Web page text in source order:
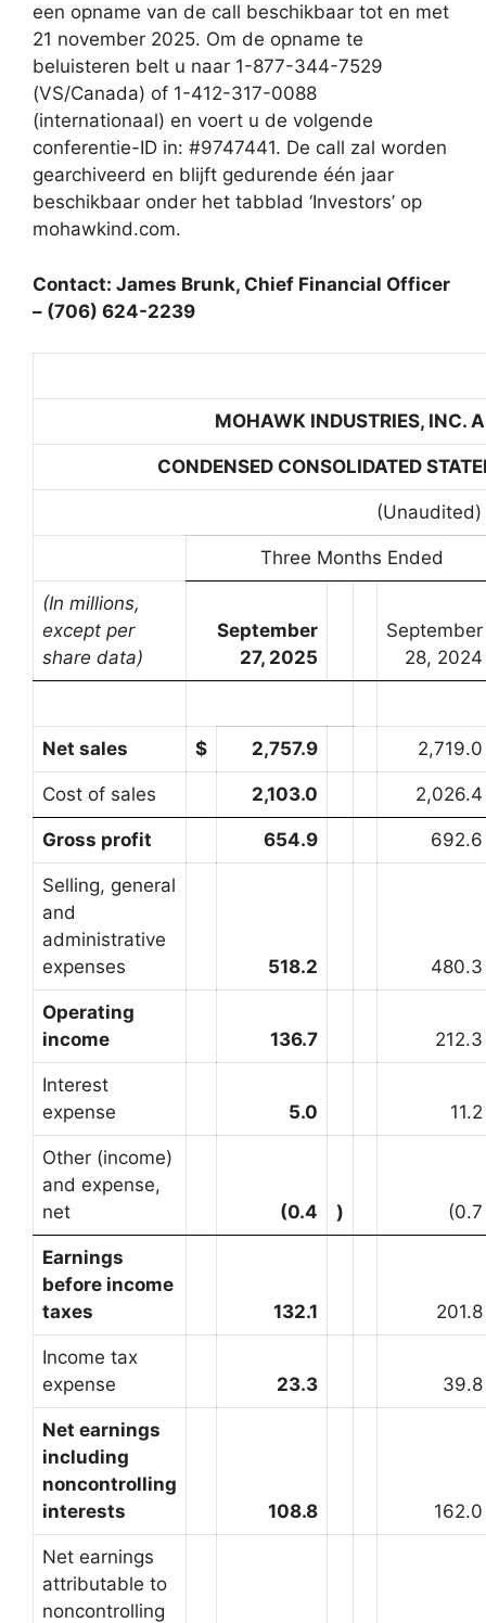
een opname van de call beschikbaar tot en met
21 november 2025. Om de opname te
beluisteren belt u naar 1-877-344-7529
(VS/Canada) of 1-412-317-0088
(internationaal) en voert u de volgende
conferentie-ID in: #9747441. De call zal worden
gearchiveerd en blijft gedurende één jaar
beschikbaar onder het tabblad ‘Investors’ op
mohawkind.com.
Contact: James Brunk, Chief Financial Officer
– (706) 624-2239
MOHAWK INDUSTRIES, INC.
CONDENSED CONSOLIDATED
(Unaudited)
Three Months Ended
(In millions,
except per
share data)
September
27, 2025
September
28, 2024
Net sales $ 2,757.9 2,719.0
Cost of sales 2,103.0 2,026.4
Gross profit 654.9 692.6
Selling, general
and
administrative
expenses
518.2 480.3
Operating
income
136.7 212.3
Interest
expense
5.0 11.2
Other (income)
and expense,
net
(0.4 ) (0.7
Earnings
before income
taxes
132.1 201.8
Income tax
expense
23.3 39.8
Net earnings
including
noncontrolling
interests
108.8 162.0
Net earnings
attributable to
noncontrolling